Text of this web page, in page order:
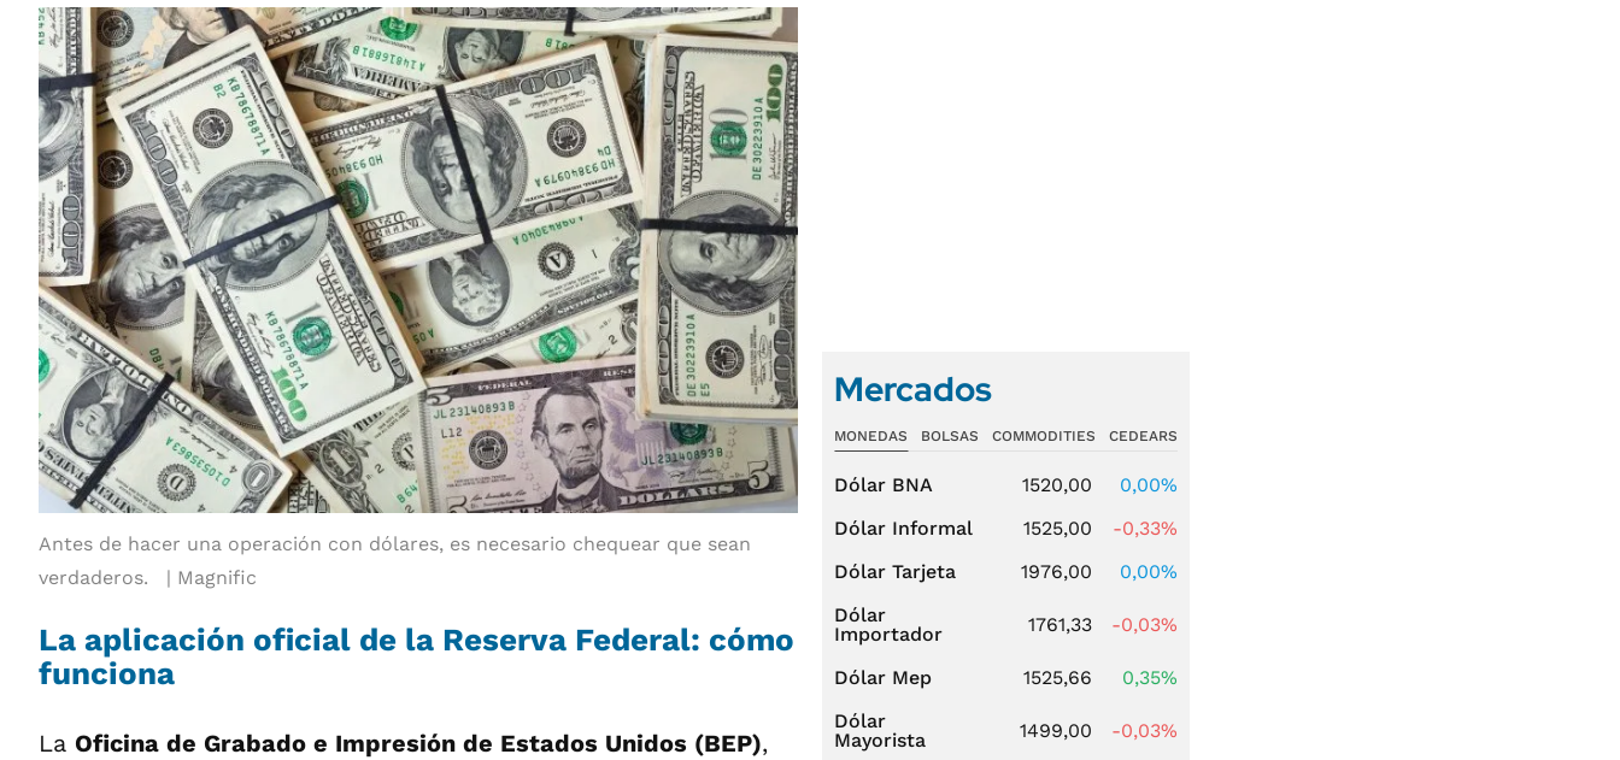
Antes de hacer una operación con dólares, es necesario chequear que sean
verdaderos.
Magnific
La aplicación oficial de la Reserva Federal: cómo
funciona
La Oficina de Grabado e Impresión de Estados Unidos (BEP),
Mercados
MONEDAS BOLSAS COMMODITIES CEDEARS
Dólar BNA 1520,00
0,00%
Dólar Informal
1525,00
-0,33%
Dólar Tarjeta
1976,00
0,00%
Dólar
Importador
1761,33 -0,03%
Dólar Mep 1525,66
0,35%
Dólar
Mayorista
1499,00 -0,03%